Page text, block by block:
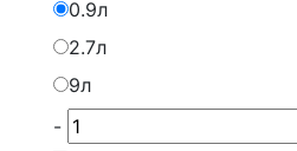
0.9л
2.7л
9л
-